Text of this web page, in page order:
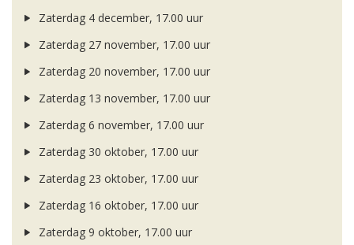
Zaterdag 4 december, 17.00 uur
Zaterdag 27 november, 17.00 uur
Zaterdag 20 november, 17.00 uur
Zaterdag 13 november, 17.00 uur
Zaterdag 6 november, 17.00 uur
Zaterdag 30 oktober, 17.00 uur
Zaterdag 23 oktober, 17.00 uur
Zaterdag 16 oktober, 17.00 uur
Zaterdag 9 oktober, 17.00 uur